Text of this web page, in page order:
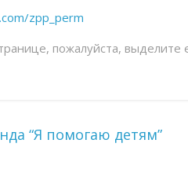
zpp_perm
пожалуйста, выделите
“Я помогаю детям”